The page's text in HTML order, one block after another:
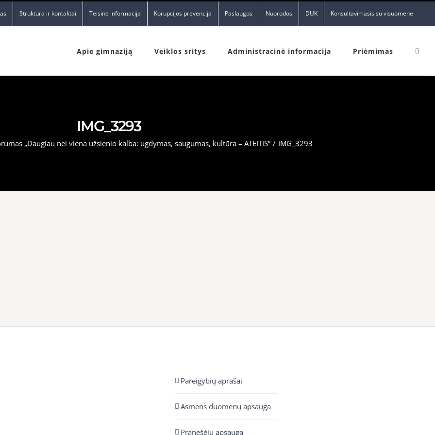
Struktūra ir kontaktai Teisinė informacija Korupcijos prevencija Paslaugos Nuorodos DUK Konsultavimasis su visuomene
Apie gimnaziją Veiklos sritys Administracinė informacija Priėmimas
IMG_3293
„Daugiau nei viena užsienio kalba: ugdymas, saugumas, kultūra – ATEITIS” / IMG_3293
Pareigybių aprašai
Asmens duomenų apsauga
Pranešėjų apsauga